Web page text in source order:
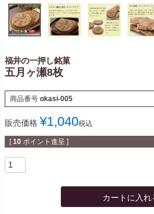
福井の一押し銘菓
五月ヶ瀬8枚
商品番号 okasi-005
販売価格 ¥1,040税込
[ 10 ポイント進呈 ]
カートに入れ